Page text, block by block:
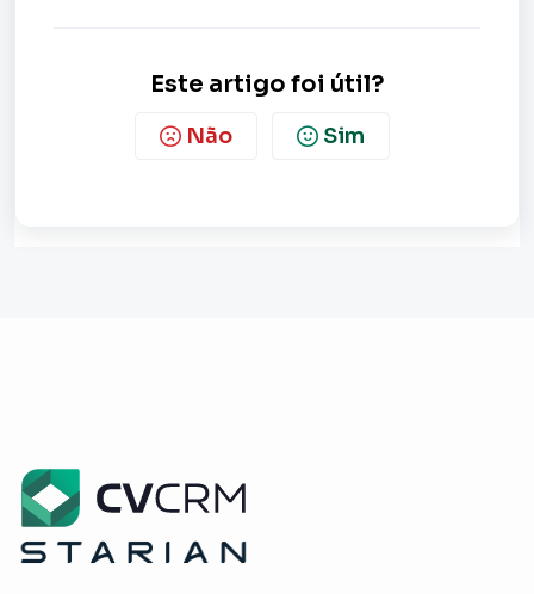
Este artigo foi útil?
Não Sim